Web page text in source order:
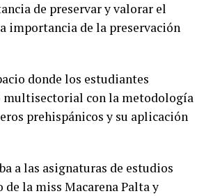
de preservar y valorar el
importancia de la preservación
donde los estudiantes
multisectorial con la metodología
prehispánicos y su aplicación
a las asignaturas de estudios
la miss Macarena Palta y